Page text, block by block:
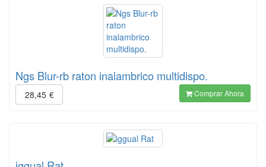
Ngs Blur-rb raton inalambrico multidispo.
28,45 € Comprar Ahora